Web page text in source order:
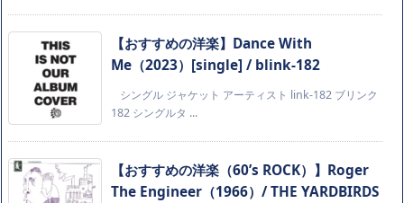
【おすすめの洋楽】Dance With
Me（2023）[single] / blink-182
シングル ジャケット アーティスト link-182 ブリンク
182 シングルタ ...
【おすすめの洋楽（60’s ROCK）】Roger
The Engineer（1966）/ THE YARDBIRDS